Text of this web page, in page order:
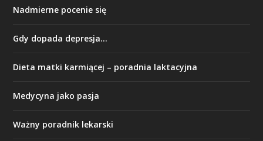
Nadmierne pocenie się
Gdy dopada depresja…
Dieta matki karmiącej – poradnia laktacyjna
Medycyna jako pasja
Ważny poradnik lekarski